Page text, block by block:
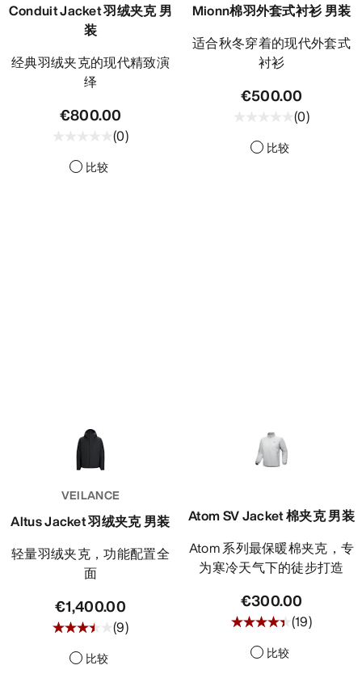
Conduit Jacket 羽绒夹克 男
装
经典羽绒夹克的现代精致演
绎
€800.00
(0)
比较
Mionn棉羽外套式衬衫 男装
适合秋冬穿着的现代外套式
衬衫
€500.00
(0)
比较
VEILANCE
Altus Jacket 羽绒夹克 男装
轻量羽绒夹克，功能配置全
面
€1,400.00
(9)
比较
Atom SV Jacket 棉夹克 男装
Atom 系列最保暖棉夹克，专
为寒冷天气下的徒步打造
€300.00
(19)
比较